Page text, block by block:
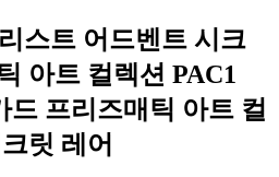
스트 어드벤트 시크
아트 컬렉션 PAC1
프리즈매틱 아트 컬
릿 레어